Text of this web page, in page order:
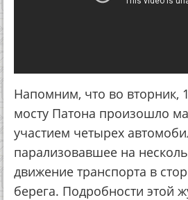
Напомним, что во вторник,
мосту Патона произошло
участием четырех
парализовавшее на
движение транспорта в
берега. Подробности этой